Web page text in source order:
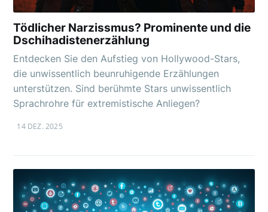
Tödlicher Narzissmus? Prominente und die
Dschihadistenerzählung
Entdecken Sie den Aufstieg von Hollywood-Stars,
die unwissentlich beunruhigende Erzählungen
unterstützen. Sind berühmte Stars unwissentlich
Sprachrohre für extremistische Anliegen?
14 DEZ. 2025